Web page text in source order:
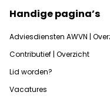
Handige pagina’s
Adviesdiensten AWVN |
Contributief | Overzicht
Lid worden?
Vacatures